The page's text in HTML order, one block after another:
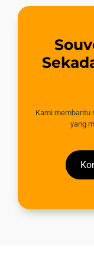
Kami membantu
yang